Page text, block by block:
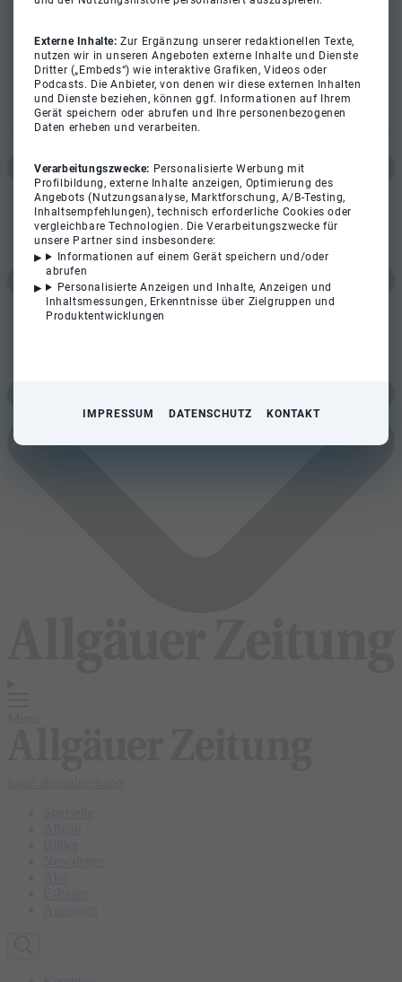
Externe Inhalte:Zur Ergänzung unserer redaktionellen Texte,
nutzen wir in unseren Angeboten externe Inhalte und Dienste
Dritter („Embeds“) wie interaktive Grafiken, Videos oder
Podcasts. Die Anbieter, von denen wir diese externen Inhalten
und Dienste beziehen, können ggf. Informationen auf Ihrem
Gerät speichern oder abrufen und Ihre personenbezogenen
Daten erheben und verarbeiten.
Verarbeitungszwecke: Personalisierte Werbung mit
Profilbildung, externe Inhalte anzeigen, Optimierung des
Angebots (Nutzungsanalyse, Marktforschung, A/B-Testing,
Inhaltsempfehlungen), technisch erforderliche Cookies oder
vergleichbare Technologien. Die Verarbeitungszwecke für
unsere Partner sind insbesondere:
Informationen auf einem Gerät speichern und/oder
abrufen
Personalisierte Anzeigen und Inhalte, Anzeigen und
Inhaltsmessungen, Erkenntnisse über Zielgruppen und
Produktentwicklungen
IMPRESSUM DATENSCHUTZ KONTAKT